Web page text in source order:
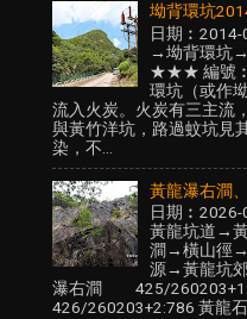
坳背環坑
日期
→坳背環坑→
★★★ 編號
環坑（或作
流入火炭。火炭有三主流
與黃竹洋坑，路過蚊坑見
染，不...
黃龍瀑右澗
日期
黃龍坑道→
澗→橫山徑
源→黃龍坑
瀑右澗 425/
426/260203+2:786 黃龍